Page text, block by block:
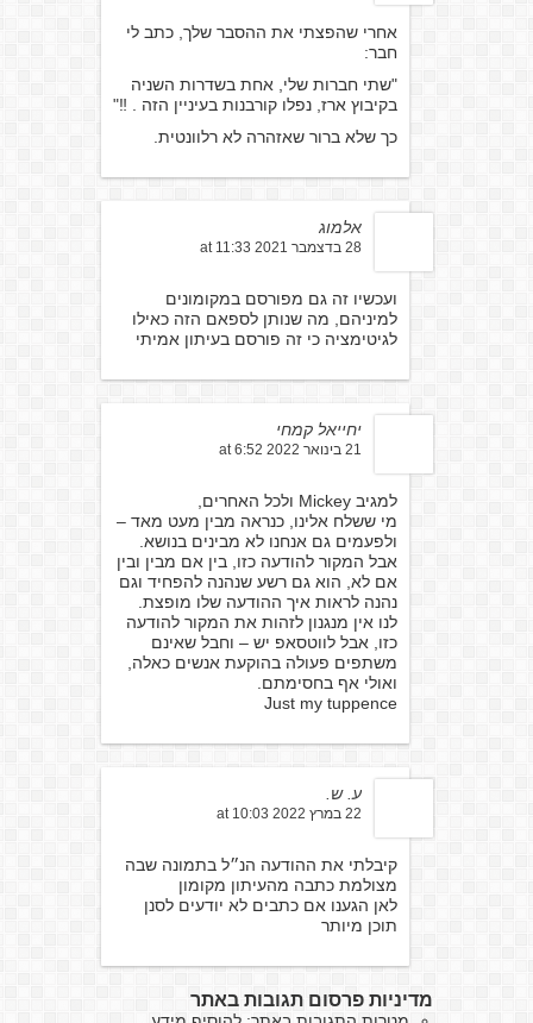
אחרי שהפצתי את ההסבר שלך, כתב לי
חבר:
"שתי חברות שלי, אחת בשדרות השניה
בקיבוץ ארז, נפלו קורבנות בעיניין הזה . ‼️"
כך שלא ברור שאזהרה לא רלוונטית.
אלמוג
28 בדצמבר 2021 at 11:33
ועכשיו זה גם מפורסם במקומונים
למיניהם, מה שנותן לספאם הזה כאילו
לגיטימציה כי זה פורסם בעיתון אמיתי
יחייאל קמחי
21 בינואר 2022 at 6:52
למגיב Mickey ולכל האחרים,
מי ששלח אלינו, כנראה מבין מעט מאד –
ולפעמים גם אנחנו לא מבינים בנושא.
אבל המקור להודעה כזו, בין אם מבין ובין
אם לא, הוא גם רשע שנהנה להפחיד וגם
נהנה לראות איך ההודעה שלו מופצת.
לנו אין מנגנון לזהות את המקור להודעה
כזו, אבל לווטסאפ יש – וחבל שאינם
משתפים פעולה בהוקעת אנשים כאלה,
ואולי אף בחסימתם.
Just my tuppence
ע. ש.
22 במרץ 2022 at 10:03
קיבלתי את ההודעה הנ״ל בתמונה שבה
מצולמת כתבה מהעיתון מקומון
לאן הגענו אם כתבים לא יודעים לסנן
תוכן מיותר
מדיניות פרסום תגובות באתר